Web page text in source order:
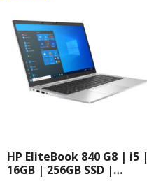
HP EliteBook 840 G8 | i5 |
16GB | 256GB SSD |